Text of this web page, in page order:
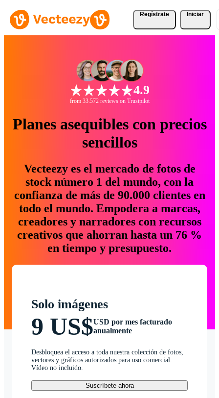
Regístrate Iniciar
4.9
from 33.572 reviews on Trustpilot
Planes asequibles con precios
sencillos
Vecteezy es el mercado de fotos de
stock número 1 del mundo, con la
confianza de más de 90.000 clientes en
todo el mundo. Empodera a marcas,
creadores y narradores con recursos
creativos que ahorran hasta un 76 %
en tiempo y presupuesto.
Solo imágenes
9 US$USD por mes facturado
anualmente
Desbloquea el acceso a toda nuestra colección de fotos,
vectores y gráficos autorizados para uso comercial.
Vídeo no incluido.
Suscríbete ahora